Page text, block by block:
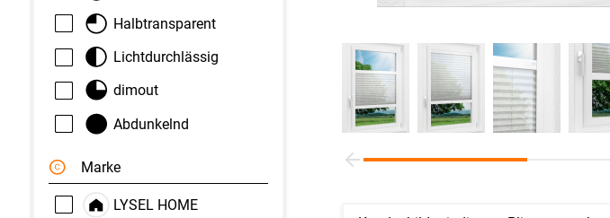
Halbtransparent
Lichtdurchlässig
dimout
Abdunkelnd
Marke
LYSEL HOME